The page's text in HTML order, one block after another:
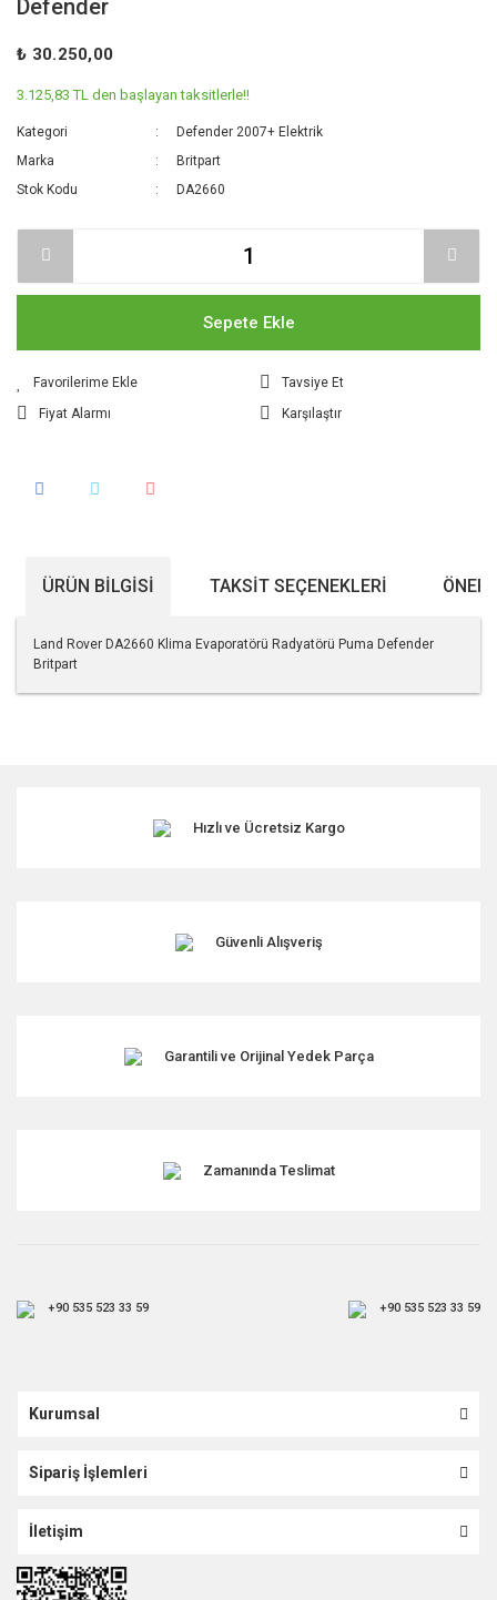
Defender
₺ 30.250,00
3.125,83 TL den başlayan taksitlerle!!
Kategori
Defender 2007+ Elektrik
Marka
Britpart
Stok Kodu
DA2660
Sepete Ekle
Tavsiye Et
Fiyat Alarmı
Karşılaştır
ÜRÜN BILGISI TAKSIT SEÇENEKLERI
Land Rover DA2660 Klima Evaporatörü Radyatörü Puma Defender
Britpart
Ürün resmi kalitesiz, bozuk veya görüntülenemiyor.
Ürün fiyatı diğer sitelerden daha pahalı.
Hızlı ve Ücretsiz Kargo
Güvenli Alışveriş
Garantili ve Orijinal Yedek Parça
Zamanında Teslimat
+90 535 523 33 59 +90 535 523 33 59
Kurumsal
Sipariş İşlemleri
İletişim